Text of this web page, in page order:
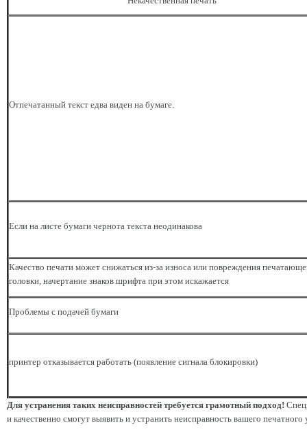
Отпечатанный текст едва виден на бумаге.
Если на листе бумаги чернота текста неодинакова
Качество печати может снижаться из-за износа или повреждения
головки, начертание знаков шрифта при этом искажается
Проблемы с подачей бумаги
принтер отказывается работать (появление сигнала блокировки)
Для устранения таких неисправностей требуется грамотный подход!
и качественно смогут выявить и устранить неисправность вашего